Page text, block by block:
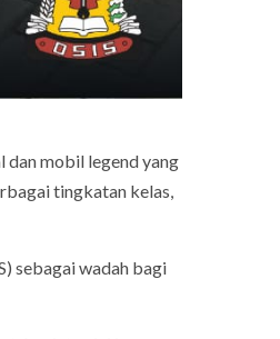
dan mobil legend yang
tingkatan kelas,
sebagai wadah bagi